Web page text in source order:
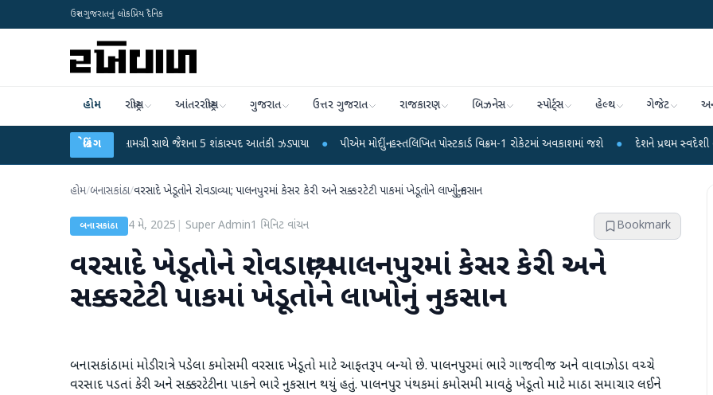
ઉત્તર ગુજરાતનું લોકપ્રિય દૈનિક
હોમ રાષ્ટ્રીય આંતરરાષ્ટ્રીય ગુજરાત ઉત્તર ગુજરાત રાજકારણ બિઝનેસ સ્પોર્ટ્સ હેલ્થ ગેજેટ
બ્રેકિંગ
બનાવવાની સામગ્રી સાથે જૈશના 5 શંકાસ્પદ આતંકી ઝડપાયા ● પીએમ મોદીનું હસ્તલિખિત પોસ્ટકાર્ડ વિક્રમ-1 રોકેટમાં અવકાશમાં જશે ● દેશને પ્રથમ સ્વદેશી હાઇડ્રોજન ટ્રેન
હોમ/બનાસકાંઠા/વરસાદે ખેડૂતોને રોવડાવ્યા; પાલનપુરમાં કેસર કેરી અને સક્કરટેટી પાકમાં ખેડૂતોને લાખોનું નુકસાન
બનાસકાંઠા 4 મે, 2025 Super Admin1 મિનિટ વાંચન Bookmark
વરસાદે ખેડૂતોને રોવડાવ્યા; પાલનપુરમાં કેસર કેરી અને
સક્કરટેટી પાકમાં ખેડૂતોને લાખોનું નુકસાન
બનાસકાંઠામાં મોડી રાત્રે પડેલા કમોસમી વરસાદ ખેડૂતો માટે આફતરૂપ બન્યો છે. પાલનપુરમાં ભારે ગાજવીજ અને વાવાઝોડા વચ્ચે
વરસાદ પડતાં કેરી અને સક્કરટેટીના પાકને ભારે નુકસાન થયું હતું. પાલનપુર પંથકમાં કમોસમી માવઠું ખેડૂતો માટે માઠા સમાચાર લઈને